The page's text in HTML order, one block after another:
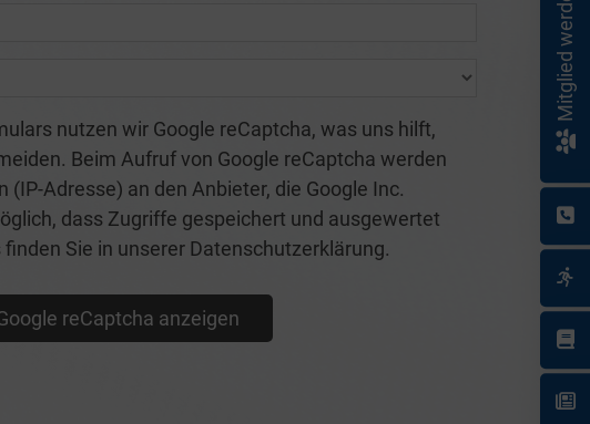
nutzen wir Google reCaptcha, was uns hilft,
Beim Aufruf von Google reCaptcha werden
(IP-Adresse) an den Anbieter, die Google Inc.
dass Zugriffe gespeichert und ausgewertet
Sie in unserer Datenschutzerklärung.
reCaptcha anzeigen
Mitglied werden!